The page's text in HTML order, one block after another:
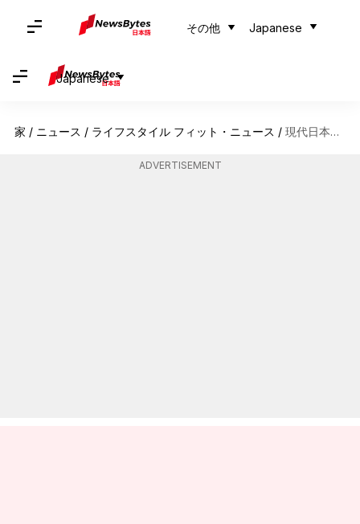
その他 Japanese
Japanese
家 / ニュース / ライフスタイル フィット・ニュース / 現代日本ファッションとテックウェアの融合
ADVERTISEMENT